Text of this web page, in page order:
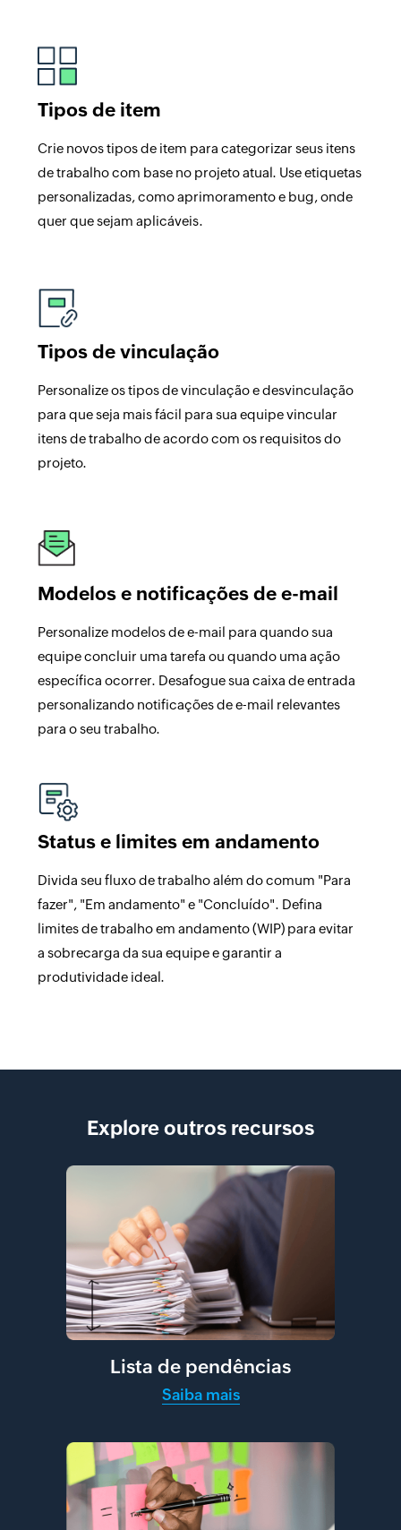
Tipos de item
Crie novos tipos de item para categorizar seus itens
de trabalho com base no projeto atual. Use etiquetas
personalizadas, como aprimoramento e bug, onde
quer que sejam aplicáveis.
Tipos de vinculação
Personalize os tipos de vinculação e desvinculação
para que seja mais fácil para sua equipe vincular
itens de trabalho de acordo com os requisitos do
projeto.
Modelos e notificações de e-mail
Personalize modelos de e-mail para quando sua
equipe concluir uma tarefa ou quando uma ação
específica ocorrer. Desafogue sua caixa de entrada
personalizando notificações de e-mail relevantes
para o seu trabalho.
Status e limites em andamento
Divida seu fluxo de trabalho além do comum "Para
fazer", "Em andamento" e "Concluído". Defina
limites de trabalho em andamento (WIP) para evitar
a sobrecarga da sua equipe e garantir a
produtividade ideal.
Explore outros recursos
Lista de pendências
Saiba mais